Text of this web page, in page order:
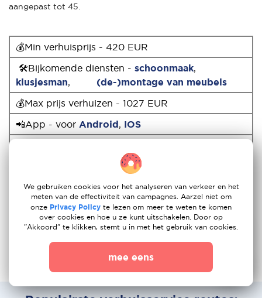
aangepast tot 45.
💰Min verhuisprijs - 420 EUR
🛠Bijkomende diensten - schoonmaak,
klusjesman, (de-)montage van meubels
💰Max prijs verhuizen - 1027 EUR
📲App - voor Android, IOS
Luxemburg, Engeland enz.
bankieren Sofort, Ideal, contant geld
We gebruiken cookies voor het analyseren van verkeer en het
meten van de effectiviteit van campagnes. Aarzel niet om
onze Privacy Policy te lezen om meer te weten te komen
over cookies en hoe u ze kunt uitschakelen. Door op
"Akkoord" te klikken, stemt u in met het gebruik van cookies.
mee eens